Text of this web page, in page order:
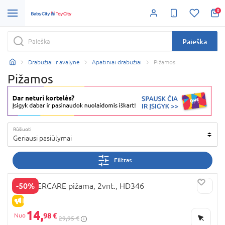
0
Paieška
Drabužiai ir avalynė Apatiniai drabužiai Pižamos
Pižamos
Rūšiuoti
Geriausi pasiūlymai
Filtras
-50%
IŠPARDAVIMAS
MOTHERCARE pižama, 2vnt., HD346
14,98 € 29,95 €